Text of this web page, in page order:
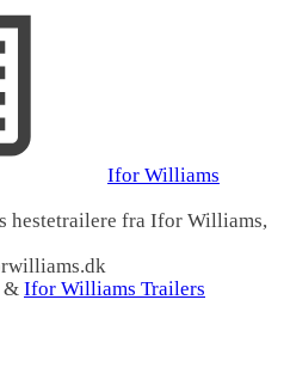
Ifor Williams
hestetrailere fra Ifor Williams,
& Ifor Williams Trailers